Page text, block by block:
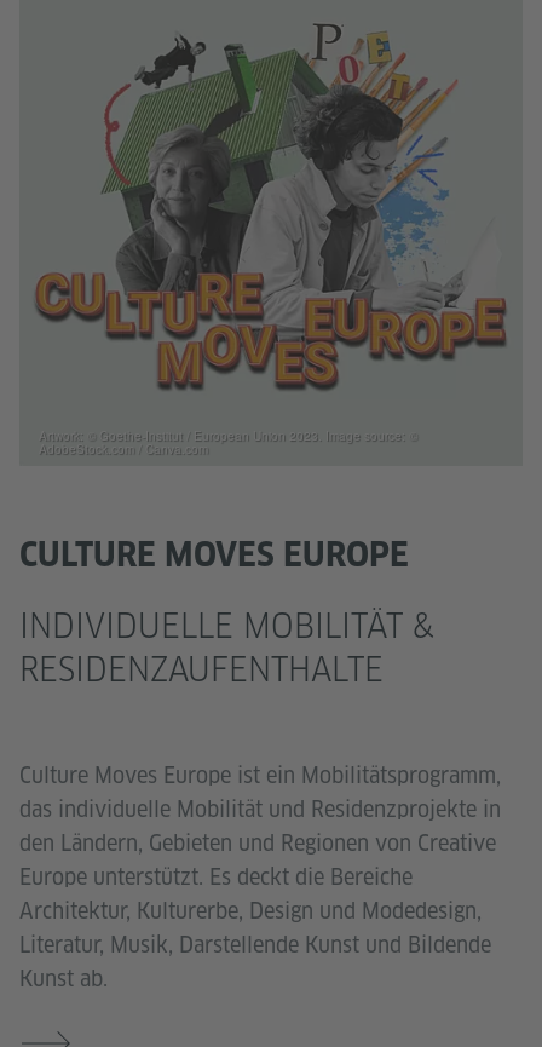
CULTURE MOVES EUROPE
INDIVIDUELLE MOBILITÄT &
RESIDENZAUFENTHALTE
Culture Moves Europe ist ein Mobilitätsprogramm,
das individuelle Mobilität und Residenzprojekte in
den Ländern, Gebieten und Regionen von Creative
Europe unterstützt. Es deckt die Bereiche
Architektur, Kulturerbe, Design und Modedesign,
Literatur, Musik, Darstellende Kunst und Bildende
Kunst ab.
Artwork: © Goethe-Institut / European Union 2023. Image source: ©
AdobeStock.com / Canva.com